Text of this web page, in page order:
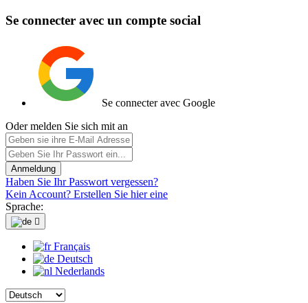
Se connecter avec un compte social
Se connecter avec Google
Oder melden Sie sich mit an
Anmeldung
Haben Sie Ihr Passwort vergessen?
Kein Account? Erstellen Sie hier eine
Sprache:

Français
Deutsch
Nederlands